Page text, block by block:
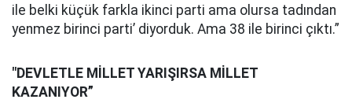
ile belki küçük farkla ikinci parti ama olursa tadından
yenmez birinci parti’ diyorduk. Ama 38 ile birinci çıktı.”
"DEVLETLE MİLLET YARIŞIRSA MİLLET
KAZANIYOR”